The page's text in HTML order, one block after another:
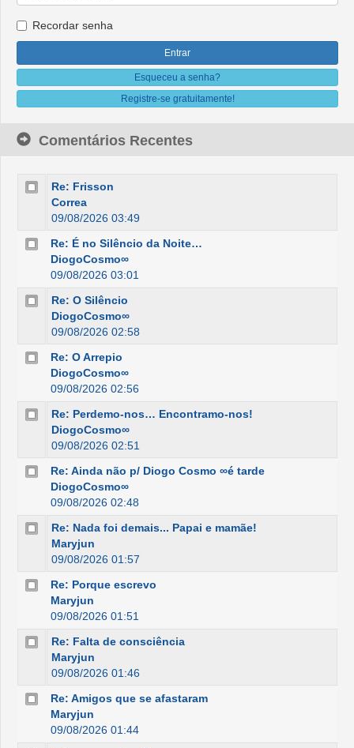
Recordar senha
Esqueceu a senha?
Registre-se gratuitamente!
Comentários Recentes
Re: Frisson
Correa
09/08/2026 03:49
Re: É no Silêncio da Noite…
DiogoCosmo∞
09/08/2026 03:01
Re: O Silêncio
DiogoCosmo∞
09/08/2026 02:58
Re: O Arrepio
DiogoCosmo∞
09/08/2026 02:56
Re: Perdemo-nos… Encontramo-nos!
DiogoCosmo∞
09/08/2026 02:51
Re: Ainda não p/ Diogo Cosmo ∞é tarde
DiogoCosmo∞
09/08/2026 02:48
Re: Nada foi demais... Papai e mamãe!
Maryjun
09/08/2026 01:57
Re: Porque escrevo
Maryjun
09/08/2026 01:51
Re: Falta de consciência
Maryjun
09/08/2026 01:46
Re: Amigos que se afastaram
Maryjun
09/08/2026 01:44